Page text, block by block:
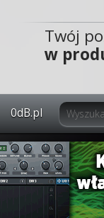
Twój
w
0dB.pl
0dB.pl - informacje
Newsletter
Materiały dla